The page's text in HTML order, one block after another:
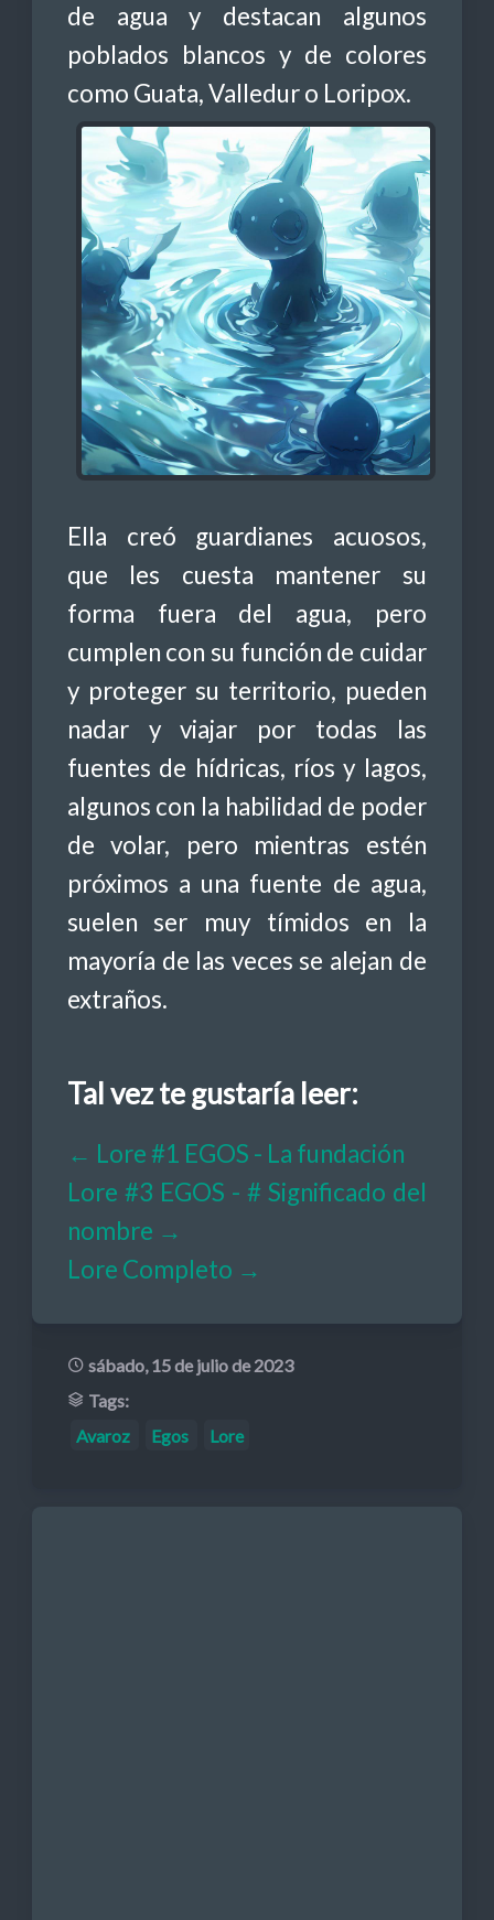
de agua y destacan algunos
poblados blancos y de colores
como Guata, Valledur o Loripox.
Ella creó guardianes acuosos,
que les cuesta mantener su
forma fuera del agua, pero
cumplen con su función de cuidar
y proteger su territorio, pueden
nadar y viajar por todas las
fuentes de hídricas, ríos y lagos,
algunos con la habilidad de poder
de volar, pero mientras estén
próximos a una fuente de agua,
suelen ser muy tímidos en la
mayoría de las veces se alejan de
extraños.
Tal vez te gustaría leer:
← Lore #1 EGOS - La fundación
Lore #3 EGOS - # Significado del
nombre →
Lore Completo →
sábado, 15 de julio de 2023
Tags:
Avaroz
Egos Lore